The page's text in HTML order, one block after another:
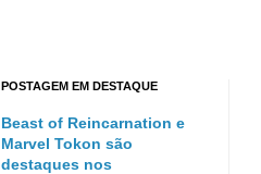
POSTAGEM EM DESTAQUE
Beast of Reincarnation e
Marvel Tokon são
destaques nos